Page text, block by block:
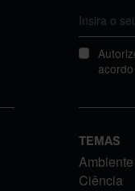
TEMAS
Ambiente
Ciência